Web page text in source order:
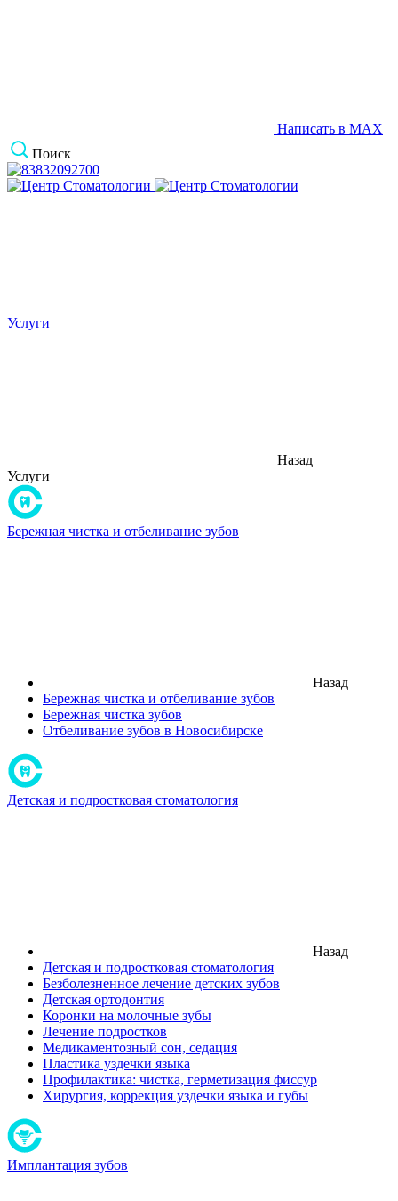
Написать в MAX
Поиск
Услуги
Назад
Услуги
Бережная чистка и отбеливание зубов
Назад
Бережная чистка и отбеливание зубов
Бережная чистка зубов
Отбеливание зубов в Новосибирске
Детская и подростковая стоматология
Назад
Детская и подростковая стоматология
Безболезненное лечение детских зубов
Детская ортодонтия
Коронки на молочные зубы
Лечение подростков
Медикаментозный сон, седация
Пластика уздечки языка
Профилактика: чистка, герметизация фиссур
Хирургия, коррекция уздечки языка и губы
Имплантация зубов